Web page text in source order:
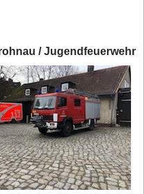
/ Jugendfeuerwehr